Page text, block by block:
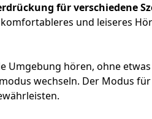
für verschiedene
und leiseres
hören, ohne
wechseln. Der Modus